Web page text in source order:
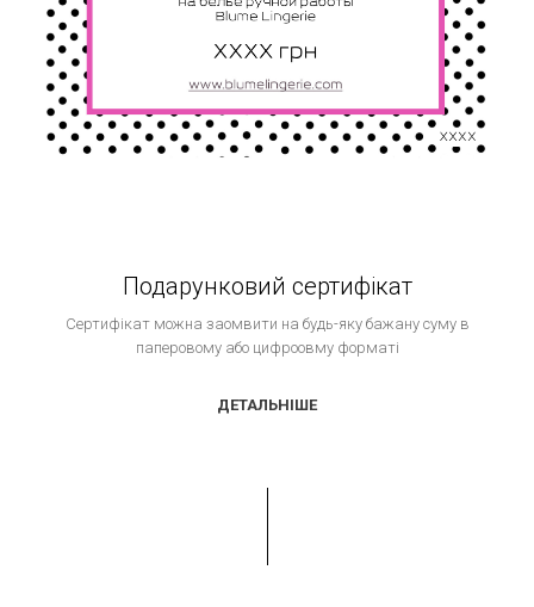
Подарунковий сертифікат
Сертифікат можна заомвити на будь-яку бажану суму в
паперовому або цифроовму форматі
ДЕТАЛЬНІШЕ